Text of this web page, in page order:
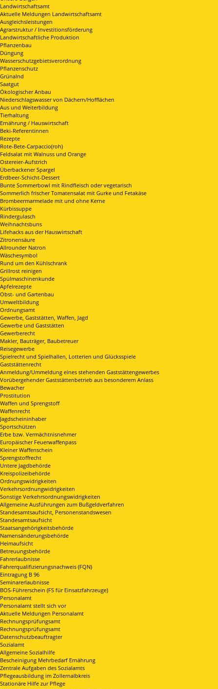
Landwirtschaftsamt
Aktuelle Meldungen Landwirtschaftsamt
Ausgleichsleistungen
Agrarstruktur / Investitionsförderung
Landwirtschaftliche Produktion
Pflanzenbau
Düngung
Wasserschutzgebietsverordnung
Pflanzenschutz
Grünalnd
Saatgut
Ökologischer Anbau
Niederschlagswasser von Dächern/Hofflächen
Aus und Weiterbildung
Tierhaltung
Ernährung / Hauswirtschaft
Beki-Referentinnen
Rezepte
Rote-Bete-Carpaccio(roh)
Feldsalat mit Walnuss und Orange
Ostereier-Aufstrich
Überbackener Spargel
Erdbeer-Schicht-Dessert
Bunte Sommerbowl mit Rindfleisch oder vegetarisch
Sommerlich frischer Tomatensalat mit Gurke und Fetakäse
Brombeermarmelade mit und ohne Kerne
Kürbissuppe
Rindergulasch
Weihnachtsbuns
Lifehacks aus der Hauswirtschaft
Zitronensäure
Allrounder Natron
Wäschesymbol
Rund um den Kühlschrank
Grillrost reinigen
Spülmaschinenkunde
Apfelrezepte
Obst- und Gartenbau
Umweltbildung
Ordnungsamt
Gewerbe, Gaststätten, Waffen, Jagd
Gewerbe und Gaststätten
Gewerberecht
Makler, Bauträger, Baubetreuer
Reisegewerbe
Spielrecht und Spielhallen, Lotterien und Glücksspiele
Gaststättenrecht
Anmeldung/Ummeldung eines stehenden Gaststättengewerbes
Vorübergehender Gaststättenbetrieb aus besonderem Anlass
Bewacher
Prostitution
Waffen und Sprengstoff
Waffenrecht
Jagdscheininhaber
Sportschützen
Erbe bzw. Vermächtnisnehmer
Europäischer Feuerwaffenpass
Kleiner Waffenschein
Sprengstoffrecht
Untere Jagdbehörde
Kreispolizeibehörde
Ordnungswidrigkeiten
Verkehrsordnungwidrigkeiten
Sonstige Verkehrsordnungswidrigkeiten
Allgemeine Ausführungen zum Bußgeldverfahren
Standesamtsaufsicht, Personenstandswesen
Standesamtsaufsicht
Staatsangehörigkeitsbehörde
Namensänderungsbehörde
Heimaufsicht
Betreuungsbehörde
Fahrerlaubnisse
Fahrerqualifizierungsnachweis (FQN)
Eintragung B 96
Seminarerlaubnisse
BOS-Führerschein (FS für Einsatzfahrzeuge)
Personalamt
Personalamt stellt sich vor
Aktuelle Meldungen Personalamt
Rechnungsprüfungsamt
Rechnungsprüfungsamt
Datenschutzbeauftragter
Sozialamt
Allgemeine Sozialhilfe
Bescheinigung Mehrbedarf Ernährung
Zentrale Aufgaben des Sozialamts
Pflegeausbildung im Zollernalbkreis
Stationäre Hilfe zur Pflege